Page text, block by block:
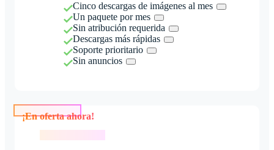
Cinco descargas de imágenes al mes
Un paquete por mes
Sin atribución requerida
Descargas más rápidas
Soporte prioritario
Sin anuncios